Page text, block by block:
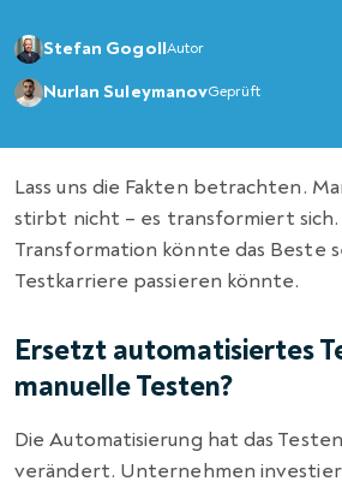
Stefan GogollAutor
Nurlan SuleymanovGeprüft
Lass uns die Fakten betrachten.
stirbt nicht – es transformiert sich.
Transformation könnte das Beste
Testkarriere passieren könnte.
Ersetzt automatisiertes
manuelle Testen?
Die Automatisierung hat das
verändert. Unternehmen